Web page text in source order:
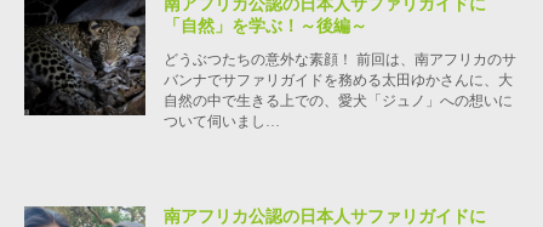
南アフリカ公認の日本人サファリガイドに
「自然」を学ぶ！～後編～
どうぶつたちの意外な素顔！ 前回は、南アフリカのサ
バンナでサファリガイドを務める太田ゆかさんに、大
自然の中で生きる上での、愛犬「ジュノ」への想いに
ついて伺いまし…
南アフリカ公認の日本人サファリガイドに